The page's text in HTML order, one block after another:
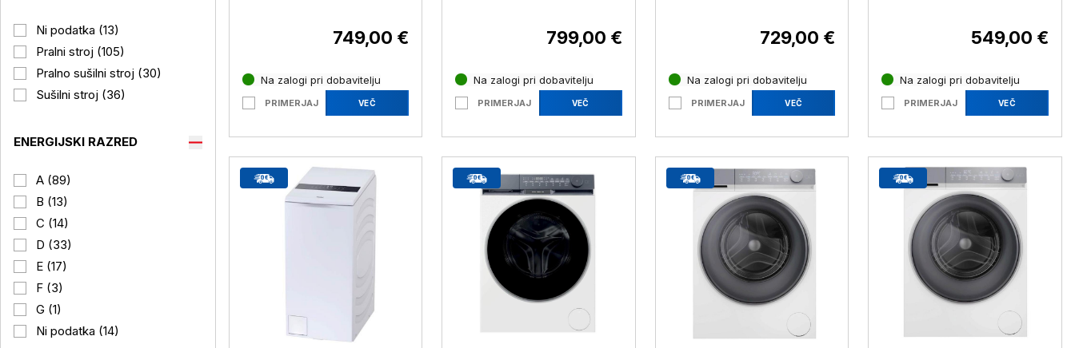
Ni podatka (13)
Pralni stroj (105)
Pralno sušilni stroj (30)
Sušilni stroj (36)
ENERGIJSKI RAZRED
A (89)
B (13)
C (14)
D (33)
E (17)
F (3)
G (1)
Ni podatka (14)
749,00 €
Na zalogi pri dobavitelju
PRIMERJAJ VEČ
799,00 €
Na zalogi pri dobavitelju
PRIMERJAJ VEČ
729,00 €
Na zalogi pri dobavitelju
PRIMERJAJ VEČ
549,00 €
Na zalogi pri dobavitelju
PRIMERJAJ VEČ